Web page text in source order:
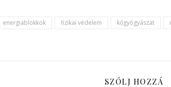
energiablokkok fizikai védelem kőgyógyászat
SZÓLJ HOZZÁ